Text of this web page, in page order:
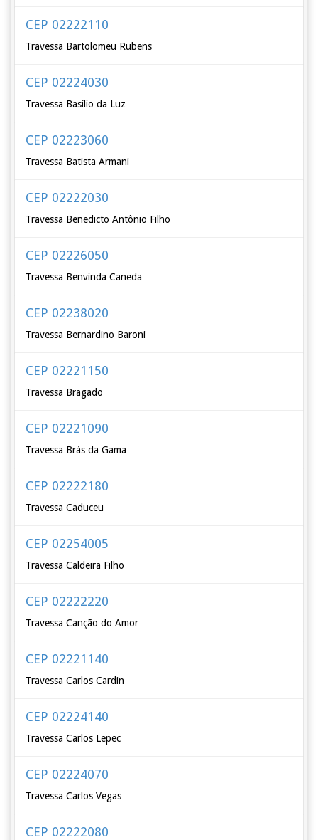
CEP 02222110
Travessa Bartolomeu Rubens
CEP 02224030
Travessa Basílio da Luz
CEP 02223060
Travessa Batista Armani
CEP 02222030
Travessa Benedicto Antônio Filho
CEP 02226050
Travessa Benvinda Caneda
CEP 02238020
Travessa Bernardino Baroni
CEP 02221150
Travessa Bragado
CEP 02221090
Travessa Brás da Gama
CEP 02222180
Travessa Caduceu
CEP 02254005
Travessa Caldeira Filho
CEP 02222220
Travessa Canção do Amor
CEP 02221140
Travessa Carlos Cardin
CEP 02224140
Travessa Carlos Lepec
CEP 02224070
Travessa Carlos Vegas
CEP 02222080